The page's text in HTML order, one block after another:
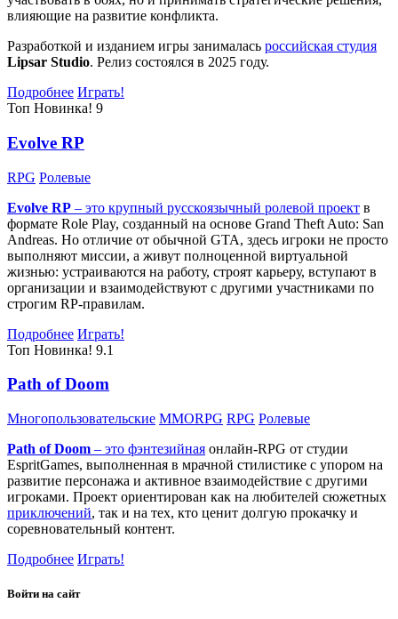
влияющие на развитие конфликта.
Разработкой и изданием игры занималась российская студия
Lipsar Studio. Релиз состоялся в 2025 году.
Подробнее Играть!
Топ Новинка! 9
Evolve RP
RPG Ролевые
Evolve RP – это крупный русскоязычный ролевой проект в
формате Role Play, созданный на основе Grand Theft Auto: San
Andreas. Но отличие от обычной GTA, здесь игроки не просто
выполняют миссии, а живут полноценной виртуальной
жизнью: устраиваются на работу, строят карьеру, вступают в
организации и взаимодействуют с другими участниками по
строгим RP-правилам.
Подробнее Играть!
Топ Новинка! 9.1
Path of Doom
Многопользовательские MMORPG RPG Ролевые
Path of Doom – это фэнтезийная онлайн-RPG от студии
EspritGames, выполненная в мрачной стилистике с упором на
развитие персонажа и активное взаимодействие с другими
игроками. Проект ориентирован как на любителей сюжетных
приключений, так и на тех, кто ценит долгую прокачку и
соревновательный контент.
Подробнее Играть!
Войти на сайт